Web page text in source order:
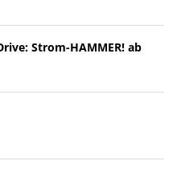
Strom-HAMMER! ab